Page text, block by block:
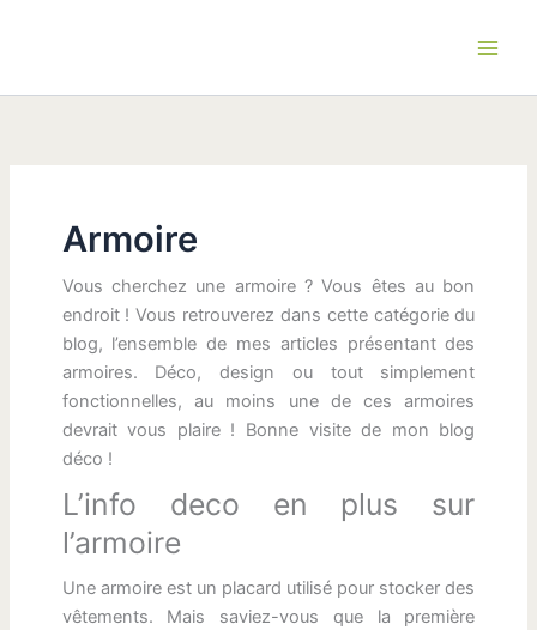
Armoire
Vous cherchez une armoire ? Vous êtes au bon
endroit ! Vous retrouverez dans cette catégorie du
blog, l’ensemble de mes articles présentant des
armoires. Déco, design ou tout simplement
fonctionnelles, au moins une de ces armoires
devrait vous plaire ! Bonne visite de mon blog
déco !
L’info deco en plus sur
l’armoire
Une armoire est un placard utilisé pour stocker des
vêtements. Mais saviez-vous que la première